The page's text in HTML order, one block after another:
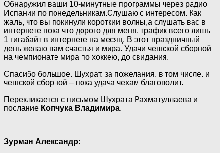
Обнаружил ваши 10-минутные программы через радио
Испании по понедельникам.Слушаю с интересом. Как
жаль, что вы покинули короткии волны,а слушать вас в
интернете пока что дорого для меня, трафик всего лишь
1 гигабайт в интернете на месяц. В этот праздничный
день желаю вам счастья и мира. Удачи чешской сборной
на чемпионате мира по хоккею, до свидания.
Спасибо большое, Шухрат, за пожелания, в том числе, и
чешской сборной – пока удача чехам благоволит.
Перекликается с письмом Шухрата Рахматуллаева и
послание Копчука Владимира.
Зурман Александр: